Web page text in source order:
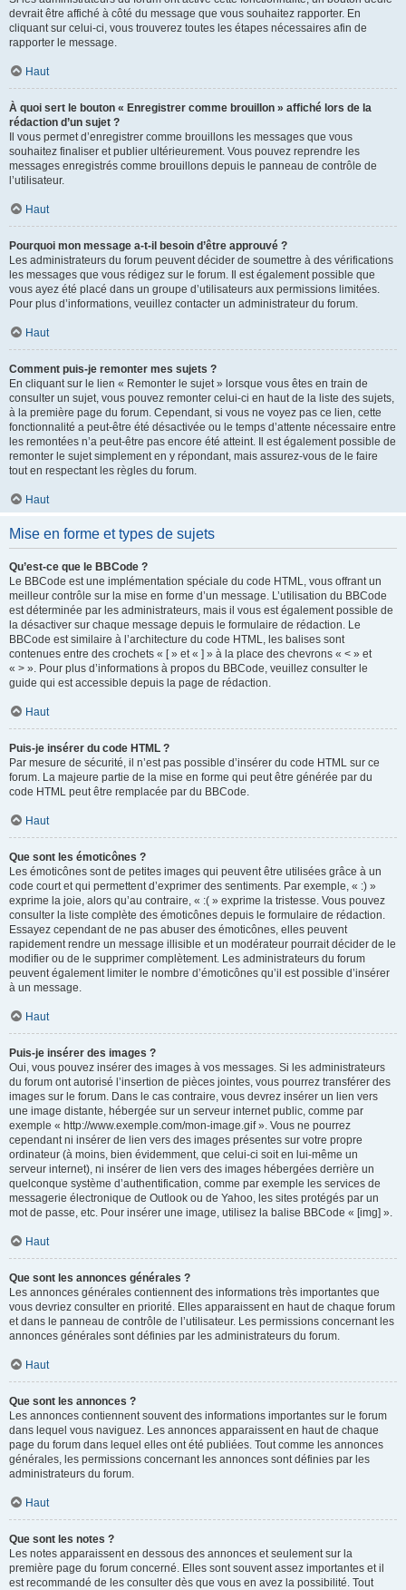
devrait être affiché à côté du message que vous souhaitez rapporter. En
cliquant sur celui-ci, vous trouverez toutes les étapes nécessaires afin de
rapporter le message.
Haut
À quoi sert le bouton « Enregistrer comme brouillon » affiché lors de la
rédaction d’un sujet ?
Il vous permet d’enregistrer comme brouillons les messages que vous
souhaitez finaliser et publier ultérieurement. Vous pouvez reprendre les
messages enregistrés comme brouillons depuis le panneau de contrôle de
l’utilisateur.
Haut
Pourquoi mon message a-t-il besoin d’être approuvé ?
Les administrateurs du forum peuvent décider de soumettre à des vérifications
les messages que vous rédigez sur le forum. Il est également possible que
vous ayez été placé dans un groupe d’utilisateurs aux permissions limitées.
Pour plus d’informations, veuillez contacter un administrateur du forum.
Haut
Comment puis-je remonter mes sujets ?
En cliquant sur le lien « Remonter le sujet » lorsque vous êtes en train de
consulter un sujet, vous pouvez remonter celui-ci en haut de la liste des sujets,
à la première page du forum. Cependant, si vous ne voyez pas ce lien, cette
fonctionnalité a peut-être été désactivée ou le temps d’attente nécessaire entre
les remontées n’a peut-être pas encore été atteint. Il est également possible de
remonter le sujet simplement en y répondant, mais assurez-vous de le faire
tout en respectant les règles du forum.
Haut
Mise en forme et types de sujets
Qu’est-ce que le BBCode ?
Le BBCode est une implémentation spéciale du code HTML, vous offrant un
meilleur contrôle sur la mise en forme d’un message. L’utilisation du BBCode
est déterminée par les administrateurs, mais il vous est également possible de
la désactiver sur chaque message depuis le formulaire de rédaction. Le
BBCode est similaire à l’architecture du code HTML, les balises sont
contenues entre des crochets « [ » et « ] » à la place des chevrons « < » et
« > ». Pour plus d’informations à propos du BBCode, veuillez consulter le
guide qui est accessible depuis la page de rédaction.
Haut
Puis-je insérer du code HTML ?
Par mesure de sécurité, il n’est pas possible d’insérer du code HTML sur ce
forum. La majeure partie de la mise en forme qui peut être générée par du
code HTML peut être remplacée par du BBCode.
Haut
Que sont les émoticônes ?
Les émoticônes sont de petites images qui peuvent être utilisées grâce à un
code court et qui permettent d’exprimer des sentiments. Par exemple, « :) »
exprime la joie, alors qu’au contraire, « :( » exprime la tristesse. Vous pouvez
consulter la liste complète des émoticônes depuis le formulaire de rédaction.
Essayez cependant de ne pas abuser des émoticônes, elles peuvent
rapidement rendre un message illisible et un modérateur pourrait décider de le
modifier ou de le supprimer complètement. Les administrateurs du forum
peuvent également limiter le nombre d’émoticônes qu’il est possible d’insérer
à un message.
Haut
Puis-je insérer des images ?
Oui, vous pouvez insérer des images à vos messages. Si les administrateurs
du forum ont autorisé l’insertion de pièces jointes, vous pourrez transférer des
images sur le forum. Dans le cas contraire, vous devrez insérer un lien vers
une image distante, hébergée sur un serveur internet public, comme par
exemple « http://www.exemple.com/mon-image.gif ». Vous ne pourrez
cependant ni insérer de lien vers des images présentes sur votre propre
ordinateur (à moins, bien évidemment, que celui-ci soit en lui-même un
serveur internet), ni insérer de lien vers des images hébergées derrière un
quelconque système d’authentification, comme par exemple les services de
messagerie électronique de Outlook ou de Yahoo, les sites protégés par un
mot de passe, etc. Pour insérer une image, utilisez la balise BBCode « [img] ».
Haut
Que sont les annonces générales ?
Les annonces générales contiennent des informations très importantes que
vous devriez consulter en priorité. Elles apparaissent en haut de chaque forum
et dans le panneau de contrôle de l’utilisateur. Les permissions concernant les
annonces générales sont définies par les administrateurs du forum.
Haut
Que sont les annonces ?
Les annonces contiennent souvent des informations importantes sur le forum
dans lequel vous naviguez. Les annonces apparaissent en haut de chaque
page du forum dans lequel elles ont été publiées. Tout comme les annonces
générales, les permissions concernant les annonces sont définies par les
administrateurs du forum.
Haut
Que sont les notes ?
Les notes apparaissent en dessous des annonces et seulement sur la
première page du forum concerné. Elles sont souvent assez importantes et il
est recommandé de les consulter dès que vous en avez la possibilité. Tout